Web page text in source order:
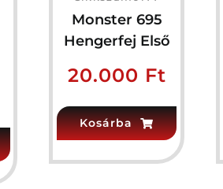
Monster 695
Hengerfej Első
20.000 Ft
Kosárba